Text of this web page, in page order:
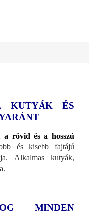
KUTYÁK ÉS
a rövid és a hosszú
és kisebb fajtájú
Alkalmas kutyák,
MINDEN